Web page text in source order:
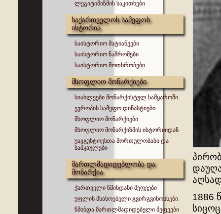
ლეგიტიმიზმის საკითხები
საქართველოს სამეფოს
ისტორია
საისტორიო მატიანეები
საისტორიო ნაშრომები
საისტორიო მოთხრობები
მსოფლიო მონარქიები
სიახლეები მონარქისტულ სამყაროში
ევროპის სამეფო დინასტიები
მსოფლიო მონარქიები
მსოფლიო მონარქიზმის ისტორიიდან
უავგუსტოესთა მორთულობანი და
სამკაულები
მართლმადიდებლობა და
მონარქია
ქართველი წმინდანი მეფეები
უფლის მსასოებელი გვირგვინოსნები
წმინდა მართლმადიდებელი მეფეები
1886